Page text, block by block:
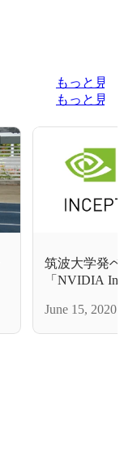
もっと見る
もっと見る
筑波大学発
「NVIDIA
June 15, 2020